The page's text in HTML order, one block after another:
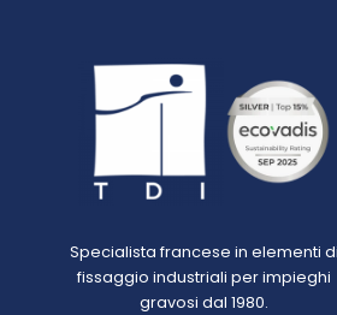
Specialista francese in elementi di
fissaggio industriali per impieghi
gravosi dal 1980.